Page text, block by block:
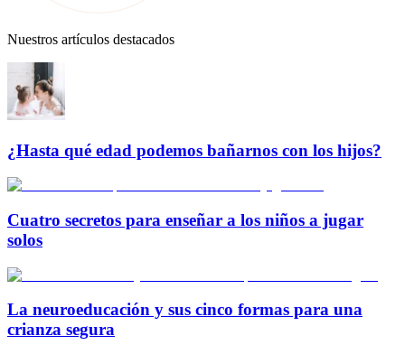
Nuestros artículos destacados
¿Hasta qué edad podemos bañarnos con los hijos?
Cuatro secretos para enseñar a los niños a jugar
solos
La neuroeducación y sus cinco formas para una
crianza segura